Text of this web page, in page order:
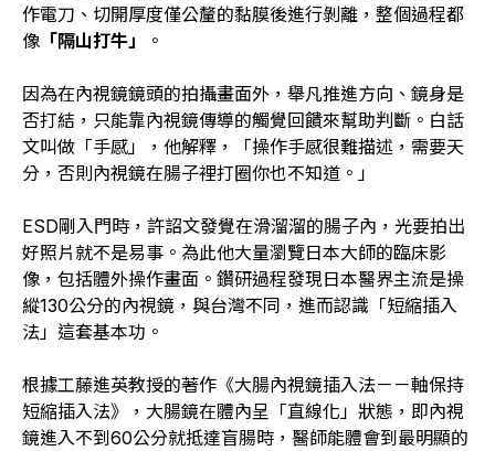
作電刀、切開厚度僅公釐的黏膜後進行剝離，整個過程都
像 「隔山打牛」 。
因為在內視鏡鏡頭的拍攝畫面外，舉凡推進方向、鏡身是
否打結，只能靠內視鏡傳導的觸覺回饋來幫助判斷。白話
文叫做「手感」，他解釋，「操作手感很難描述，需要天
分，否則內視鏡在腸子裡打圈你也不知道。」
ESD剛入門時，許詔文發覺在滑溜溜的腸子內，光要拍出
好照片就不是易事。為此他大量瀏覽日本大師的臨床影
像，包括體外操作畫面。鑽研過程發現日本醫界主流是操
縱130公分的內視鏡，與台灣不同，進而認識「短縮插入
法」這套基本功。
根據工藤進英教授的著作《大腸內視鏡插入法－－軸保持
短縮插入法》，大腸鏡在體內呈「直線化」狀態，即內視
鏡進入不到60公分就抵達盲腸時，醫師能體會到最明顯的